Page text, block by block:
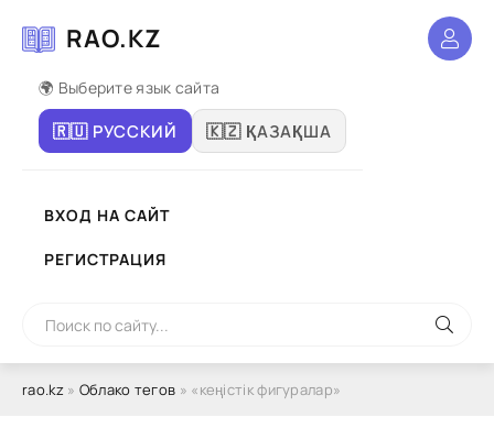
RAO.KZ
🌍 Выберите язык сайта
🇷🇺 РУССКИЙ 🇰🇿 ҚАЗАҚША
ВХОД НА САЙТ
РЕГИСТРАЦИЯ
rao.kz» Облако тегов » «кеңістік фигуралар»